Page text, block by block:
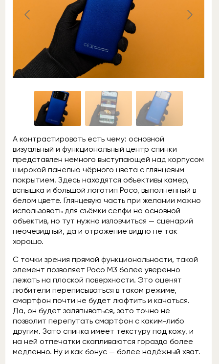
А контрастировать есть чему: основной
визуальный и функциональный центр спинки
представлен немного выступающей над корпусом
широкой панелью чёрного цвета с глянцевым
покрытием. Здесь находятся объективы камер,
вспышка и большой логотип Poco, выполненный в
белом цвете. Глянцевую часть при желании можно
использовать для съёмки селфи на основной
объектив, но тут нужно изловчиться — сценарий
неочевидный, да и отражение видно не так
хорошо.
С точки зрения прямой функциональности, такой
элемент позволяет Poco M3 более уверенно
лежать на плоской поверхности. Это оценят
любители переписываться в таком режиме,
смартфон почти не будет люфтить и качаться.
Да, он будет заляпываться, зато точно не
позволит перепутать смартфон с каким-либо
другим. Зато спинка имеет текстуру под кожу, и
на ней отпечатки скапливаются гораздо более
медленно. Ну и как бонус — более надёжный хват.